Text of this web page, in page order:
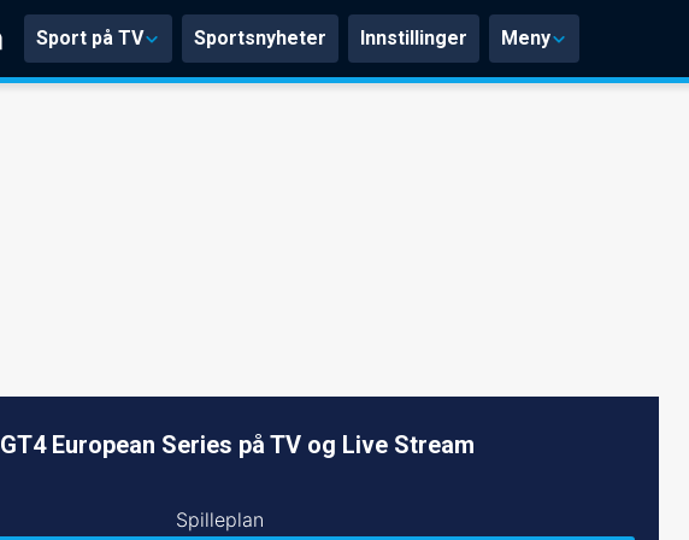
Sport på TV Sportsnyheter Innstillinger Meny
GT4 European Series på TV og Live Stream
Spilleplan